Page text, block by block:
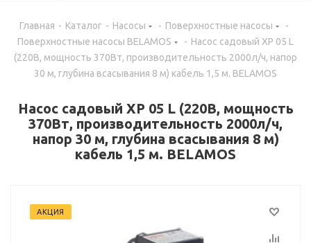
Главная - Каталог - Насосы - Поверхностные насосы
-
Поверхностные насосы BELAMOS
- Насос садовый XP 05 L
(220В, мощность 370Вт, производительность 2000л/ч, напор
30 м, глубина всасывания 8 м) кабель 1,5 м. BELAMOS
Насос садовый XP 05 L (220В, мощность
370Вт, производительность 2000л/ч,
напор 30 м, глубина всасывания 8 м)
кабель 1,5 м. BELAMOS
АКЦИЯ